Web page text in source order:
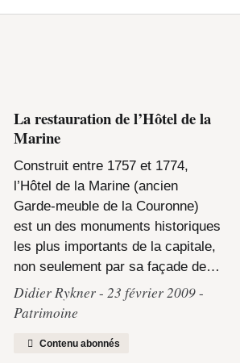
La restauration de l’Hôtel de la
Marine
Construit entre 1757 et 1774,
l’Hôtel de la Marine (ancien
Garde-meuble de la Couronne)
est un des monuments historiques
les plus importants de la capitale,
non seulement par sa façade de…
Didier Rykner 23 février 2009
Patrimoine
Contenu abonnés